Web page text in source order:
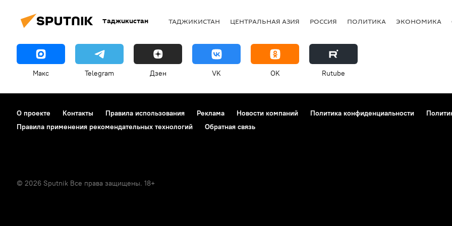
Таджикистан ТАДЖИКИСТАН ЦЕНТРАЛЬНАЯ АЗИЯ РОССИЯ ПОЛИТИКА ЭКОНОМИКА
Макс Telegram Дзен VK OK Rutube
О проекте Контакты Правила использования Реклама Новости компаний Политика конфиденциальности
Правила применения рекомендательных технологий
Обратная связь
© 2026 Sputnik Все права защищены. 18+